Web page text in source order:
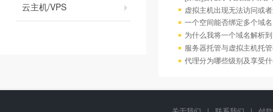
云主机/VPS
虚拟主机出现无法访问或
一个空间能否绑定多个域
为什么我将一个域名解析
服务器托管与虚拟主机托
代理分为哪些级别及享受